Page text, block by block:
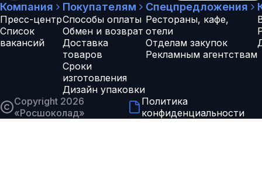
Компания
Пресс-центр
Список
вакансий
Покупателям
Способы оплаты
Обмен и возврат
Доставка
товаров
Сроки
изготовления
Дизайн упаковки
Спецпредложения
Рестораны, кафе,
отели
Отделам закупок
Рекламным агентствам
Copyright 2026
«Росшоколад»
Политика
конфиденциальности